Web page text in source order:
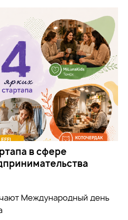
в сфере
Международный день